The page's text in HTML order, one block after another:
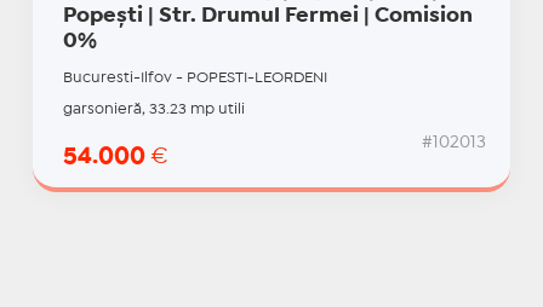
Popești | Str. Drumul Fermei | Comision
0%
Bucuresti-Ilfov - POPESTI-LEORDENI
garsonieră, 33.23 mp utili
54.000 €
#102013